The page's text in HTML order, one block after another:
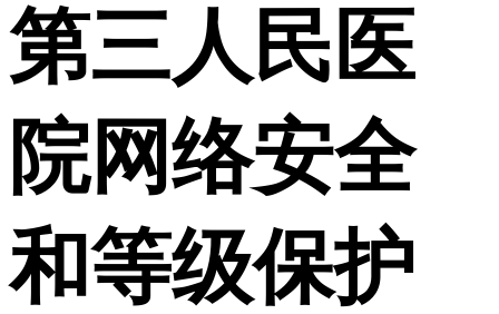
第三人民医
院网络安全
和等级保护